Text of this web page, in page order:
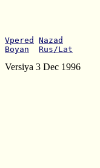
Vpered
Nazad
Boyan
Rus/Lat
Versiya 3 Dec 1996